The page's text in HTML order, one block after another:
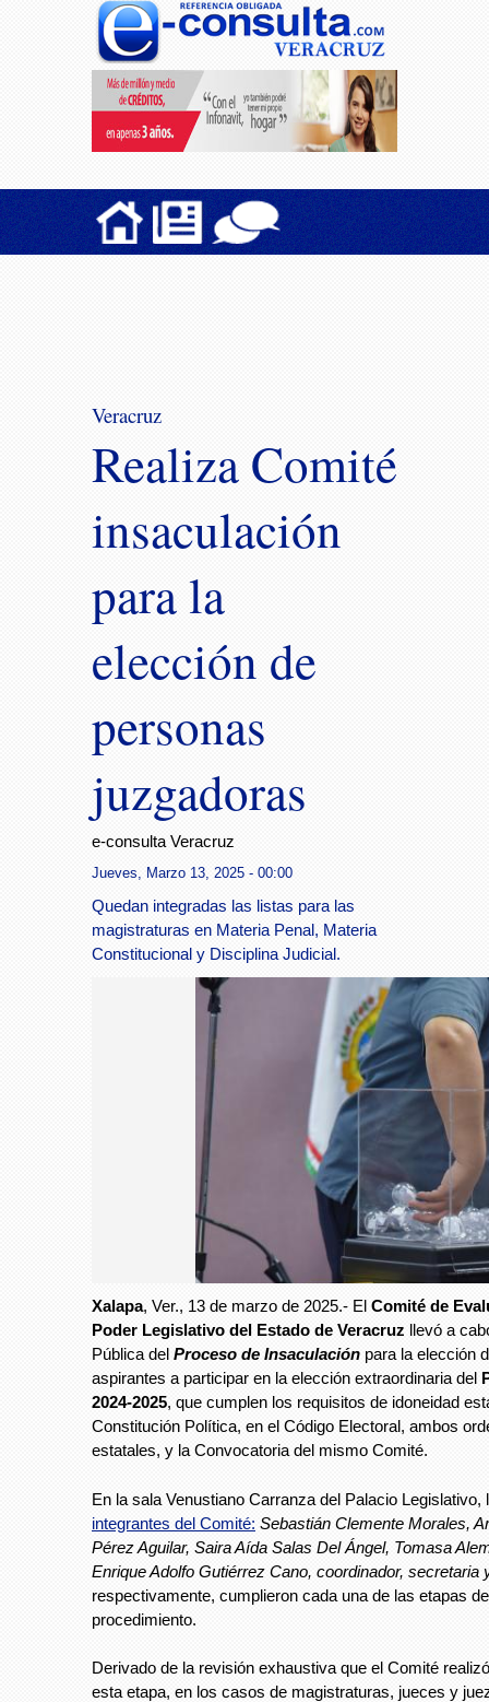
Veracruz
Realiza Comité
insaculación
para la
elección de
personas
juzgadoras
e-consulta Veracruz
Jueves, Marzo 13, 2025 - 00:00
Quedan integradas las listas para las
magistraturas en Materia Penal, Materia
Constitucional y Disciplina Judicial.
Xalapa, Ver., 13 de marzo de 2025.- El Comité de
Poder Legislativo del Estado de Veracruz llevó a
Pública del Proceso de Insaculación para la elección
aspirantes a participar en la elección extraordinaria del
2024-2025, que cumplen los requisitos de idoneidad
Constitución Política, en el Código Electoral, ambos
estatales, y la Convocatoria del mismo Comité.
En la sala Venustiano Carranza del Palacio Legislativo,
integrantes del Comité: Sebastián Clemente Morales,
Pérez Aguilar, Saira Aída Salas Del Ángel, Tomasa
Enrique Adolfo Gutiérrez Cano, coordinador, secretaria
respectivamente, cumplieron cada una de las etapas
procedimiento.
Derivado de la revisión exhaustiva que el Comité
esta etapa, en los casos de magistraturas, jueces y